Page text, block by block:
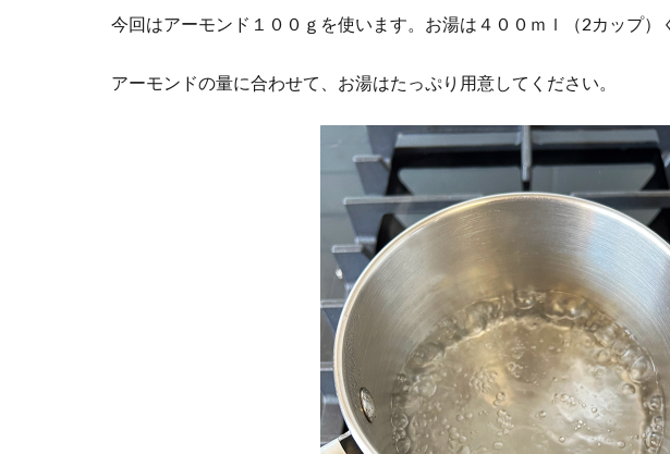
今回はアーモンド１００ｇを使います。お湯は４００ｍｌ（2カップ）
アーモンドの量に合わせて、お湯はたっぷり用意してください。